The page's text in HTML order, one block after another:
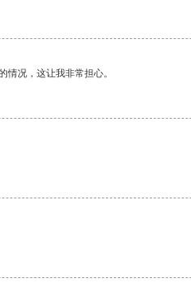
况，这让我非常担心。